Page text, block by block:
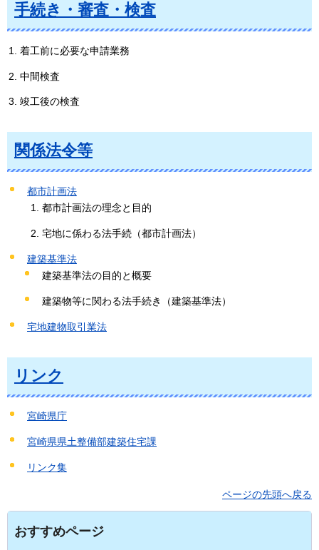
手続き・審査・検査
着工前に必要な申請業務
中間検査
竣工後の検査
関係法令等
都市計画法
都市計画法の理念と目的
宅地に係わる法手続（都市計画法）
建築基準法
建築基準法の目的と概要
建築物等に関わる法手続き（建築基準法）
宅地建物取引業法
リンク
宮崎県庁
宮崎県県土整備部建築住宅課
リンク集
ページの先頭へ戻る
おすすめページ